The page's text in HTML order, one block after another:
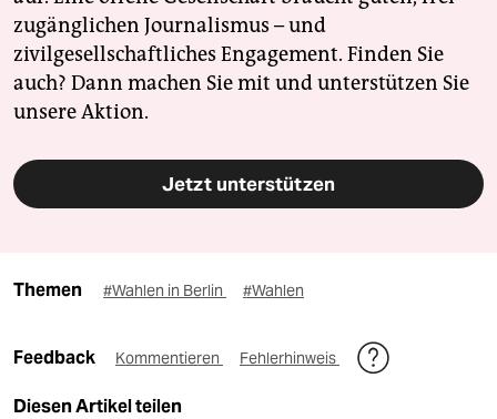
zugänglichen Journalismus – und
zivilgesellschaftliches Engagement. Finden Sie
auch? Dann machen Sie mit und unterstützen Sie
unsere Aktion.
Jetzt unterstützen
Themen #Wahlen in Berlin #Wahlen
Feedback Kommentieren Fehlerhinweis
Diesen Artikel teilen